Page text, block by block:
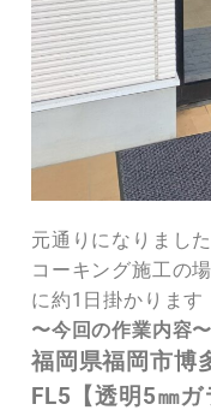
元通りになりました
コーキング施工の
に約1日掛かります
〜今回の作業内容〜
福岡県福岡市博
FL5【透明5㎜